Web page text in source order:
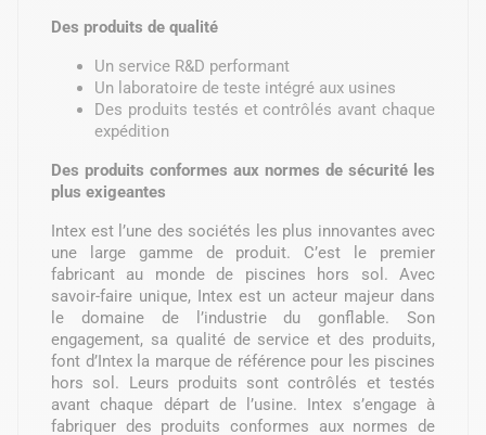
Des produits de qualité
Un service R&D performant
Un laboratoire de teste intégré aux usines
Des produits testés et contrôlés avant chaque
expédition
Des produits conformes aux normes de sécurité les
plus exigeantes
Intex est l’une des sociétés les plus innovantes avec
une large gamme de produit. C’est le premier
fabricant au monde de piscines hors sol. Avec
savoir-faire unique, Intex est un acteur majeur dans
le domaine de l’industrie du gonflable. Son
engagement, sa qualité de service et des produits,
font d’Intex la marque de référence pour les piscines
hors sol. Leurs produits sont contrôlés et testés
avant chaque départ de l’usine. Intex s’engage à
fabriquer des produits conformes aux normes de